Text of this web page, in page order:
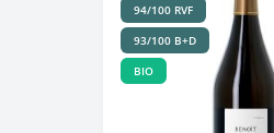
94/100 RVF
93/100 B+D
BIO